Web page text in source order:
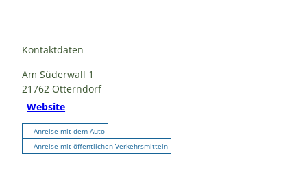
Kontaktdaten
Am Süderwall 1
21762 Otterndorf
Website
Anreise mit dem Auto
Anreise mit öffentlichen Verkehrsmitteln